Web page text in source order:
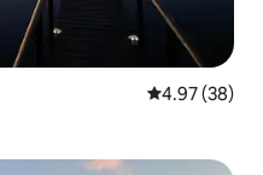
Meánrátáil
4.97 (38)